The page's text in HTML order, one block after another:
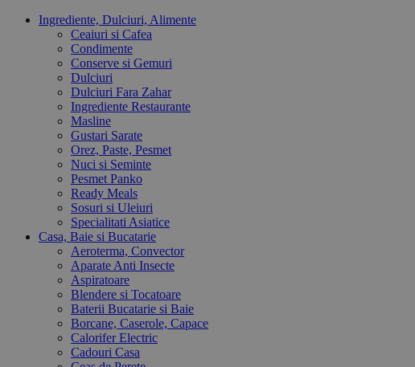
Ingrediente, Dulciuri, Alimente
Ceaiuri si Cafea
Condimente
Conserve si Gemuri
Dulciuri
Dulciuri Fara Zahar
Ingrediente Restaurante
Masline
Gustari Sarate
Orez, Paste, Pesmet
Nuci si Seminte
Pesmet Panko
Ready Meals
Sosuri si Uleiuri
Specialitati Asiatice
Casa, Baie si Bucatarie
Aeroterma, Convector
Aparate Anti Insecte
Aspiratoare
Blendere si Tocatoare
Baterii Bucatarie si Baie
Borcane, Caserole, Capace
Calorifer Electric
Cadouri Casa